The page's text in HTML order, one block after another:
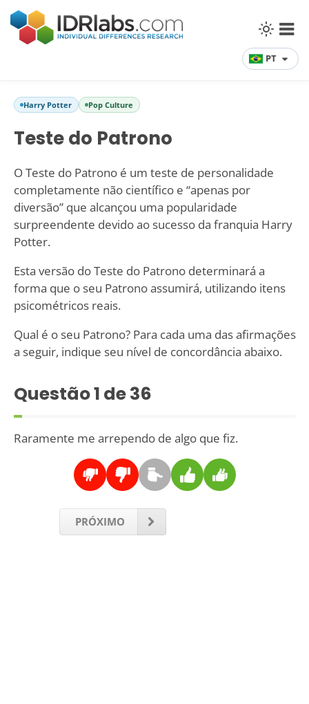
PT
Harry Potter Pop Culture
Teste do Patrono
O Teste do Patrono é um teste de personalidade
completamente não científico e “apenas por
diversão” que alcançou uma popularidade
surpreendente devido ao sucesso da franquia Harry
Potter.
Esta versão do Teste do Patrono determinará a
forma que o seu Patrono assumirá, utilizando itens
psicométricos reais.
Qual é o seu Patrono? Para cada uma das afirmações
a seguir, indique seu nível de concordância abaixo.
Questão1 de 36
Raramente me arrependo de algo que fiz.
PRÓXIMO